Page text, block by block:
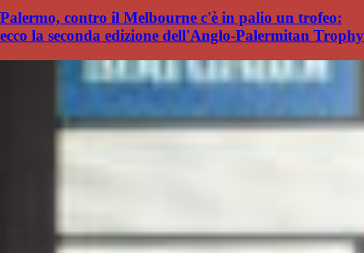
Palermo, contro il Melbourne c'è in palio un trofeo:
ecco la seconda edizione dell'Anglo-Palermitan Trophy